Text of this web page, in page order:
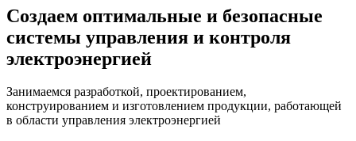
Создаем оптимальные и безопасные
системы управления и контроля
электроэнергией
Занимаемся разработкой, проектированием,
конструированием и изготовлением продукции, работающей
в области управления электроэнергией